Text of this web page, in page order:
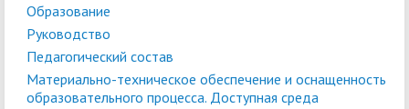
Образование
Руководство
Педагогический состав
Материально-техническое обеспечение и оснащенность
образовательного процесса. Доступная среда